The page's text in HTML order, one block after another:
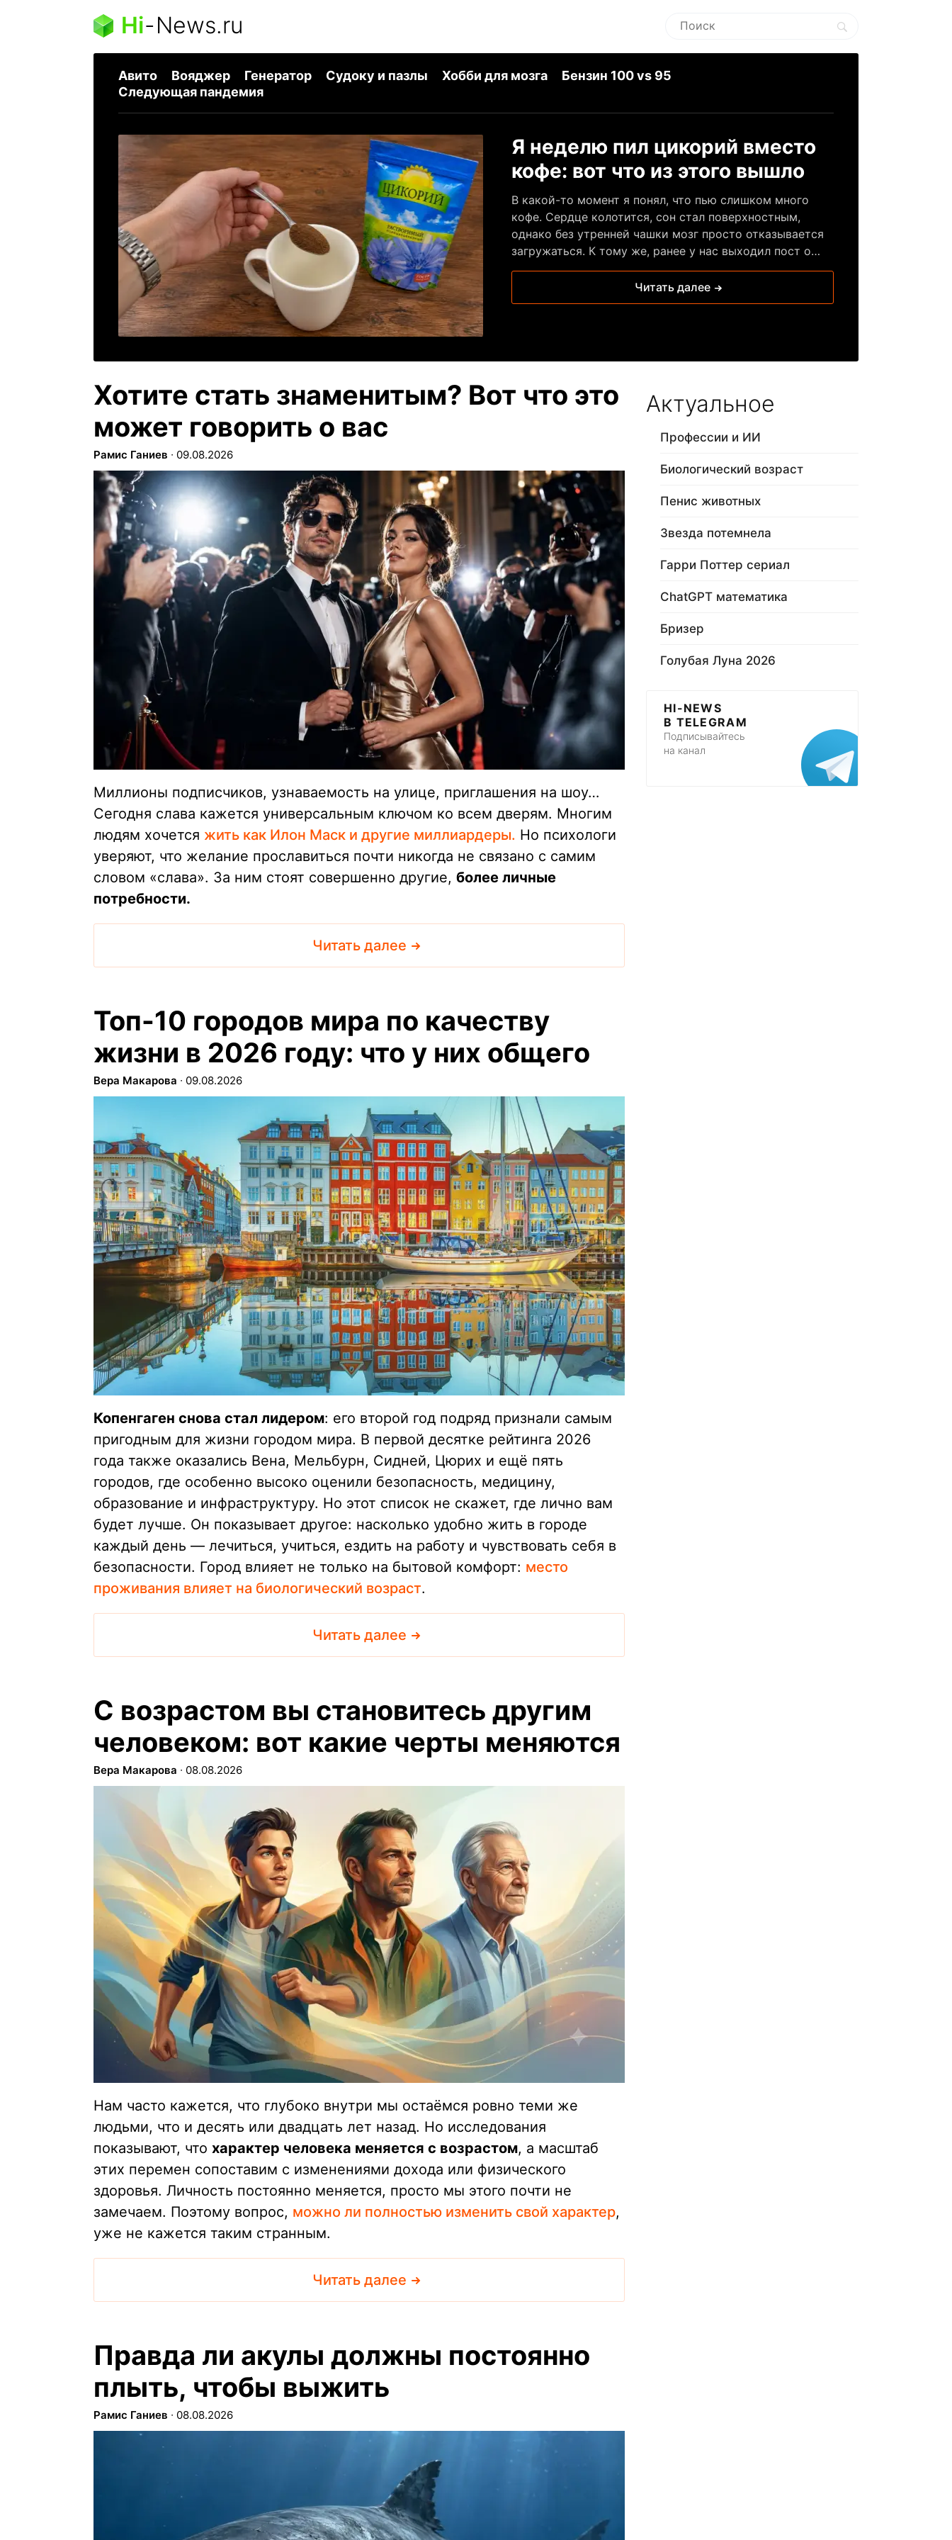
Hi-News.ru
Авито Вояджер Генератор Судоку и пазлы Хобби для мозга
Бензин 100 vs 95
Следующая пандемия
Я неделю пил цикорий вместо
кофе: вот что из этого вышло
В какой-то момент я понял, что пью слишком много
кофе. Сердце колотится, сон стал поверхностным,
однако без утренней чашки мозг просто отказывается
загружаться. К тому же, ранее у нас выходил пост о
том, что кофе просто откладывает усталость. И это
действительно так! Я решил провести эксперимент, и
на неделю полностью заменил привычный кофеек на
Читать далее
Хотите стать знаменитым? Вот что это
может говорить о вас
Рамис Ганиев ∙ 09.08.2026
Миллионы подписчиков, узнаваемость на улице, приглашения на шоу…
Сегодня слава кажется универсальным ключом ко всем дверям. Многим
людям хочется жить как Илон Маск и другие миллиардеры. Но психологи
уверяют, что желание прославиться почти никогда не связано с самим
словом «слава». За ним стоят совершенно другие, более личные
потребности.
Читать далее
Топ-10 городов мира по качеству
жизни в 2026 году: что у них общего
Вера Макарова ∙ 09.08.2026
Копенгаген снова стал лидером: его второй год подряд признали самым
пригодным для жизни городом мира. В первой десятке рейтинга 2026
года также оказались Вена, Мельбурн, Сидней, Цюрих и ещё пять
городов, где особенно высоко оценили безопасность, медицину,
образование и инфраструктуру. Но этот список не скажет, где лично вам
будет лучше. Он показывает другое: насколько удобно жить в городе
каждый день — лечиться, учиться, ездить на работу и чувствовать себя в
безопасности. Город влияет не только на бытовой комфорт: место
проживания влияет на биологический возраст.
Читать далее
С возрастом вы становитесь другим
человеком: вот какие черты меняются
Вера Макарова ∙ 08.08.2026
Нам часто кажется, что глубоко внутри мы остаёмся ровно теми же
людьми, что и десять или двадцать лет назад. Но исследования
показывают, что характер человека меняется с возрастом, а масштаб
этих перемен сопоставим с изменениями дохода или физического
здоровья. Личность постоянно меняется, просто мы этого почти не
замечаем. Поэтому вопрос, можно ли полностью изменить свой характер,
уже не кажется таким странным.
Читать далее
Правда ли акулы должны постоянно
плыть, чтобы выжить
Рамис Ганиев ∙ 08.08.2026
Актуальное
Профессии и ИИ
Биологический возраст
Пенис животных
Звезда потемнела
Гарри Поттер сериал
ChatGPT математика
Бризер
Голубая Луна 2026
HI-NEWS
В TELEGRAM
Подписывайтесь
на канал